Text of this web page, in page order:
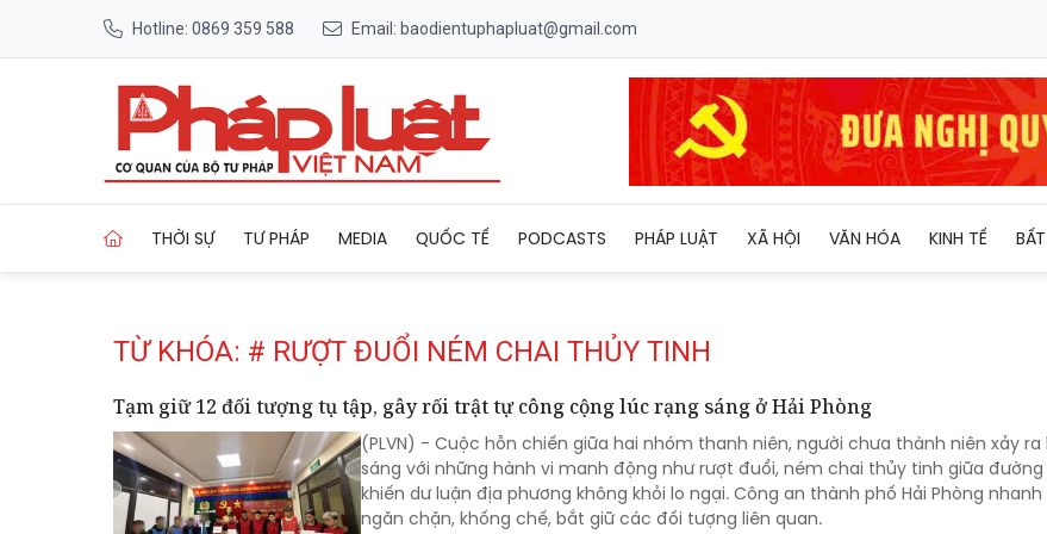
Hotline: 0869 359 588 Email: baodientuphapluat@gmail.com
THỜI SỰ TƯ PHÁP MEDIA QUỐC TẾ PODCASTS PHÁP LUẬT XÃ HỘI VĂN HÓA KINH TẾ
TỪ KHÓA: # RƯỢT ĐUỔI NÉM CHAI THỦY TINH
Tạm giữ 12 đối tượng tụ tập, gây rối trật tự công cộng lúc rạng sáng ở Hải Phòng
(PLVN) - Cuộc hỗn chiến giữa hai nhóm thanh niên, người chưa thành niên xảy ra
sáng với những hành vi manh động như rượt đuổi, ném chai thủy tinh giữa đường
khiến dư luận địa phương không khỏi lo ngại. Công an thành phố Hải Phòng
ngăn chặn, khống chế, bắt giữ các đối tượng liên quan.